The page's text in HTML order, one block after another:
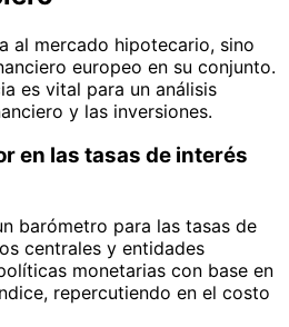
al mercado hipotecario, sino
europeo en su conjunto.
es vital para un análisis
y las inversiones.
en las tasas de interés
barómetro para las tasas de
centrales y entidades
monetarias con base en
repercutiendo en el costo